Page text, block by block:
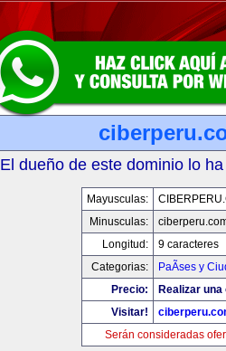
El dueño de este dominio lo
Mayusculas:
Minusculas:
Longitud:
9 caracteres
Categorias:
PaÃ­ses y
Precio:
Realizar
Visitar!
Serán consideradas